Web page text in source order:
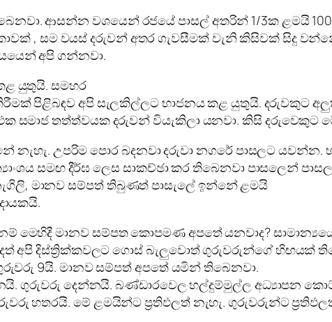
ආසන්න වශයෙන් රජයේ පාසල් අතරින් 1/3ක ළමයි
, සම වයස් දරුවන් අතර ගැවසීමක් වැනි කිසිවක් සිදු
අපි ගන්නවා.
යුතුයි. සමහර
පිළිබඳව අපි සැලකිල්ලට භාජනය කළ යුතුයි. දරුවකුට
සමාජ තත්ත්වයක දරුවන් වියැකිලා යනවා. කිසි දරුවෙකුට
උපරිම පොර බදනවා දරුවා නගරේ පාසලට යවන්න.
සමඟ දීර්ඝ ලෙස සාකච්ඡා කර තිබෙනවා පාසලෙන්
මානව සම්පත් තිබුණත් පාසැලේ ඉන්නේ ළමයි
මෙහිදී මානව සම්පත කොපමණ අපතේ යනවාද?
අපි දිස්ත්‍රික්කවලට ගොස් බැලුවොත් ගුරුවරුන්ගේ හිඟයක්
9යි. මානව සම්පත් අපතේ යමින් තිබෙනවා.
ගුරුවරු දෙන්නයි. බණ්ඩාරවෙල හල්දුම්මුල්ල අධ්‍යාපන
හතරයි. මේ ළමයින්ට ප්‍රතිඵලත් නැහැ. ගුරුවරුන්ට